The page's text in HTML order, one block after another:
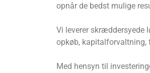
opnår de bedst mulige
Vi leverer skræddersyede
opkøb, kapitalforvaltning,
Med hensyn til